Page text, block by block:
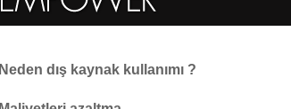
Neden dış kaynak kullanımı ?